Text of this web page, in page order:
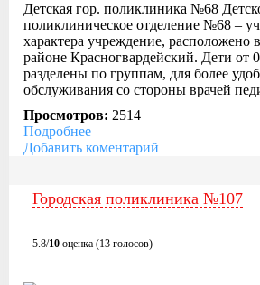
Детская гор. поликлиника №68
поликлиническое отделение №68 –
характера учреждение, расположено
районе Красногвардейский. Дети от
разделены по группам, для более
обслуживания со стороны врачей
Просмотров: 2514
Подробнее
Добавить коментарий
Городская поликлиника №107
5.8/10 оценка (13 голосов)